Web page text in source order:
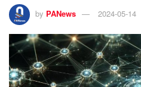
by PANews 2024-05-14